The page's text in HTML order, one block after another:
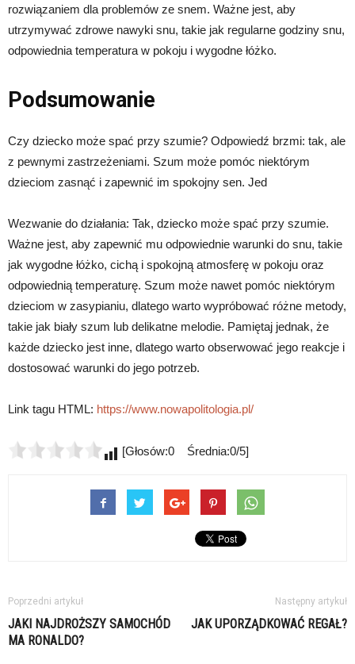
rozwiązaniem dla problemów ze snem. Ważne jest, aby
utrzymywać zdrowe nawyki snu, takie jak regularne godziny snu,
odpowiednia temperatura w pokoju i wygodne łóżko.
Podsumowanie
Czy dziecko może spać przy szumie? Odpowiedź brzmi: tak, ale
z pewnymi zastrzeżeniami. Szum może pomóc niektórym
dzieciom zasnąć i zapewnić im spokojny sen. Jed
Wezwanie do działania: Tak, dziecko może spać przy szumie.
Ważne jest, aby zapewnić mu odpowiednie warunki do snu, takie
jak wygodne łóżko, cichą i spokojną atmosferę w pokoju oraz
odpowiednią temperaturę. Szum może nawet pomóc niektórym
dzieciom w zasypianiu, dlatego warto wypróbować różne metody,
takie jak biały szum lub delikatne melodie. Pamiętaj jednak, że
każde dziecko jest inne, dlatego warto obserwować jego reakcje i
dostosować warunki do jego potrzeb.
Link tagu HTML: https://www.nowapolitologia.pl/
[Głosów:0 Średnia:0/5]
Poprzedni artykuł
JAKI NAJDROŻSZY SAMOCHÓD
MA RONALDO?
Następny artykuł
JAK UPORZĄDKOWAĆ REGAŁ?